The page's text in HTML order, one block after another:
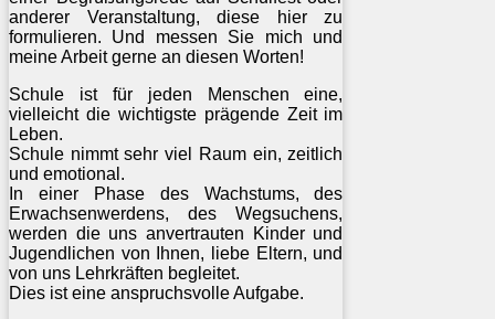
anderer Veranstaltung, diese hier zu
formulieren. Und messen Sie mich und
meine Arbeit gerne an diesen Worten!
Schule ist für jeden Menschen eine,
vielleicht die wichtigste prägende Zeit im
Leben.
Schule nimmt sehr viel Raum ein, zeitlich
und emotional.
In einer Phase des Wachstums, des
Erwachsenwerdens, des Wegsuchens,
werden die uns anvertrauten Kinder und
Jugendlichen von Ihnen, liebe Eltern, und
von uns Lehrkräften begleitet.
Dies ist eine anspruchsvolle Aufgabe.